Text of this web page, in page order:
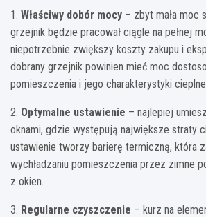
1. Właściwy dobór mocy – zbyt mała moc
grzejnik będzie pracował ciągle na pełnej
niepotrzebnie zwiększy koszty zakupu i
dobrany grzejnik powinien mieć moc
pomieszczenia i jego charakterystyki
2. Optymalne ustawienie – najlepiej
oknami, gdzie występują największe straty
ustawienie tworzy barierę termiczną, która
wychładzaniu pomieszczenia przez zimne
z okien.
3. Regularne czyszczenie – kurz na